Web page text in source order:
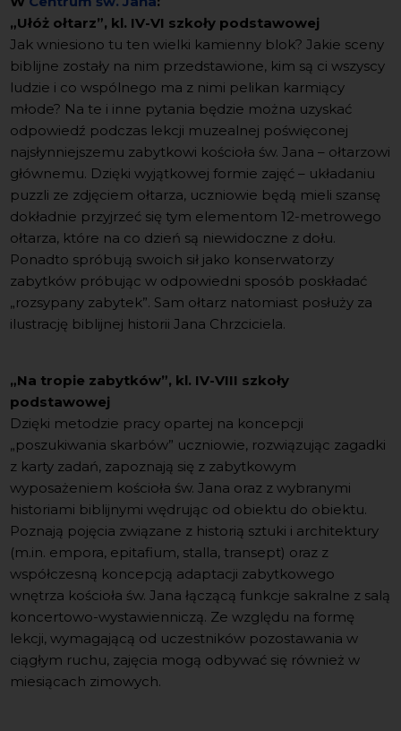
„Ułóż ołtarz”, kl. IV-VI szkoły podstawowej
Jak wniesiono tu ten wielki kamienny blok? Jakie sceny
biblijne zostały na nim przedstawione, kim są ci wszyscy
ludzie i co wspólnego ma z nimi pelikan karmiący
młode? Na te i inne pytania będzie można uzyskać
odpowiedź podczas lekcji muzealnej poświęconej
najsłynniejszemu zabytkowi kościoła św. Jana – ołtarzowi
głównemu. Dzięki wyjątkowej formie zajęć – układaniu
puzzli ze zdjęciem ołtarza, uczniowie będą mieli szansę
dokładnie przyjrzeć się tym elementom 12-metrowego
ołtarza, które na co dzień są niewidoczne z dołu.
Ponadto spróbują swoich sił jako konserwatorzy
zabytków próbując w odpowiedni sposób poskładać
„rozsypany zabytek”. Sam ołtarz natomiast posłuży za
ilustrację biblijnej historii Jana Chrzciciela.
„Na tropie zabytków”, kl. IV-VIII szkoły
podstawowej
Dzięki metodzie pracy opartej na koncepcji
„poszukiwania skarbów” uczniowie, rozwiązując zagadki
z karty zadań, zapoznają się z zabytkowym
wyposażeniem kościoła św. Jana oraz z wybranymi
historiami biblijnymi wędrując od obiektu do obiektu.
Poznają pojęcia związane z historią sztuki i architektury
(m.in. empora, epitafium, stalla, transept) oraz z
współczesną koncepcją adaptacji zabytkowego
wnętrza kościoła św. Jana łączącą funkcje sakralne z salą
koncertowo-wystawienniczą. Ze względu na formę
lekcji, wymagającą od uczestników pozostawania w
ciągłym ruchu, zajęcia mogą odbywać się również w
miesiącach zimowych.